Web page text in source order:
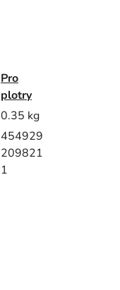
Pro
plotry
0.35 kg
454929
209821
1